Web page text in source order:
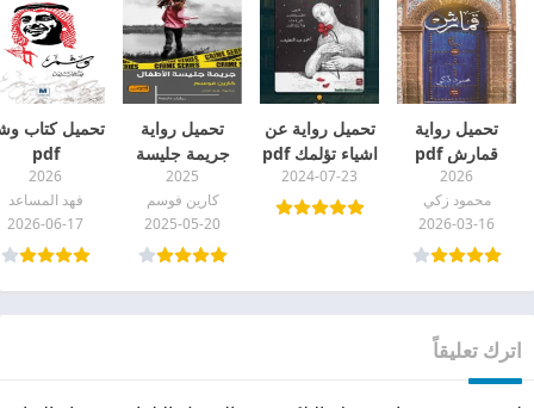
تحميل رواية
قمارش pdf
2026
محمود زكي
2026-03-16
تحميل رواية عن
اشياء تؤلمك pdf
برابط مباشر
2024-07-23
تحميل رواية
جريمة جليسة
الأطفال pdf
سلسلة المحقق
كونراد سيير 2
2025
كارين فوسم
2025-05-20
تحميل كتاب
pdf
2026
فهد المساعد
2026-06-17
اترك تعليقاً